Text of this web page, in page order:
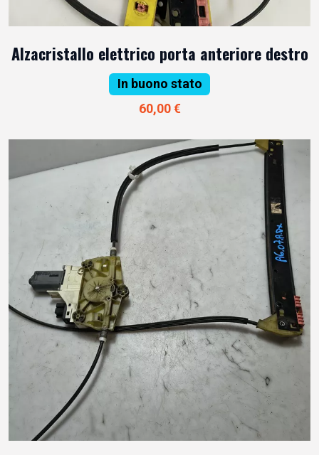
Alzacristallo elettrico porta anteriore destro
In buono stato
60,00 €